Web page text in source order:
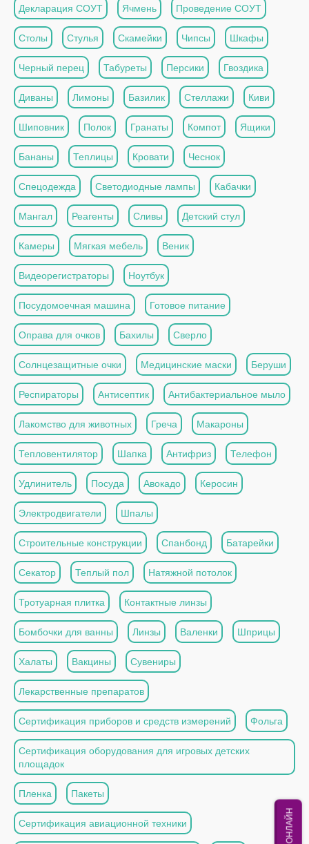
Декларация СОУТ Ячмень Проведение СОУТ
Столы Стулья Скамейки Чипсы Шкафы
Черный перец Табуреты Персики Гвоздика
Диваны Лимоны Базилик Стеллажи Киви
Шиповник Полок Гранаты Компот Ящики
Бананы Теплицы Кровати Чеснок
Спецодежда Светодиодные лампы Кабачки
Мангал Реагенты Сливы Детский стул
Камеры Мягкая мебель Веник
Видеорегистраторы Ноутбук
Посудомоечная машина Готовое питание
Оправа для очков Бахилы Сверло
Солнцезащитные очки Медицинские маски Беруши
Респираторы Антисептик Антибактериальное мыло
Лакомство для животных Греча Макароны
Тепловентилятор Шапка Антифриз Телефон
Удлинитель Посуда Авокадо Керосин
Электродвигатели Шпалы
Строительные конструкции Спанбонд Батарейки
Секатор Теплый пол Натяжной потолок
Тротуарная плитка Контактные линзы
Бомбочки для ванны Линзы Валенки Шприцы
Халаты Вакцины Сувениры
Лекарственные препаратов
Сертификация приборов и средств измерений Фольга
Сертификация оборудования для игровых детских
площадок
Пленка Пакеты
Сертификация авиационной техники